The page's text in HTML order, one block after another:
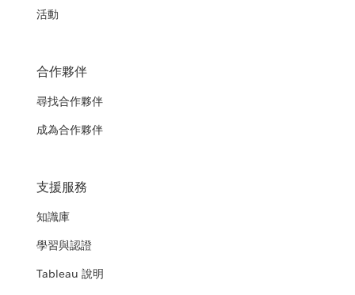
活動
合作夥伴
尋找合作夥伴
成為合作夥伴
支援服務
知識庫
學習與認證
Tableau 說明